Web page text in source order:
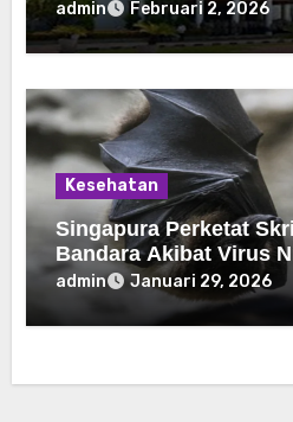
admin Februari 2, 2026
Kesehatan
Singapura Perketat
Bandara Akibat Virus
admin Januari 29, 2026